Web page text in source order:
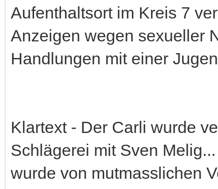
Aufenthaltsort im Kreis 7
Anzeigen wegen sexueller
Handlungen mit einer
Klartext - Der Carli wurde
Schlägerei mit Sven
wurde von mutmasslichen